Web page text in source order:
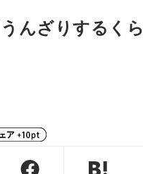
んざりするく